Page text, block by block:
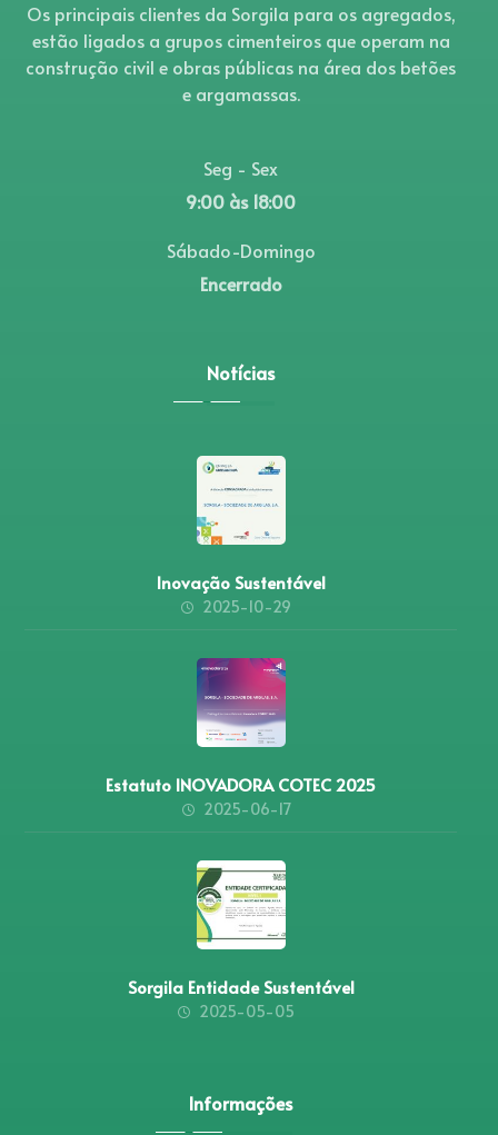
Os principais clientes da Sorgila para os agregados,
estão ligados a grupos cimenteiros que operam na
construção civil e obras públicas na área dos betões
e argamassas.
Seg - Sex
9:00 às 18:00
Sábado-Domingo
Encerrado
Notícias
Inovação Sustentável
2025-10-29
Estatuto INOVADORA COTEC 2025
2025-06-17
Sorgila Entidade Sustentável
2025-05-05
Informações